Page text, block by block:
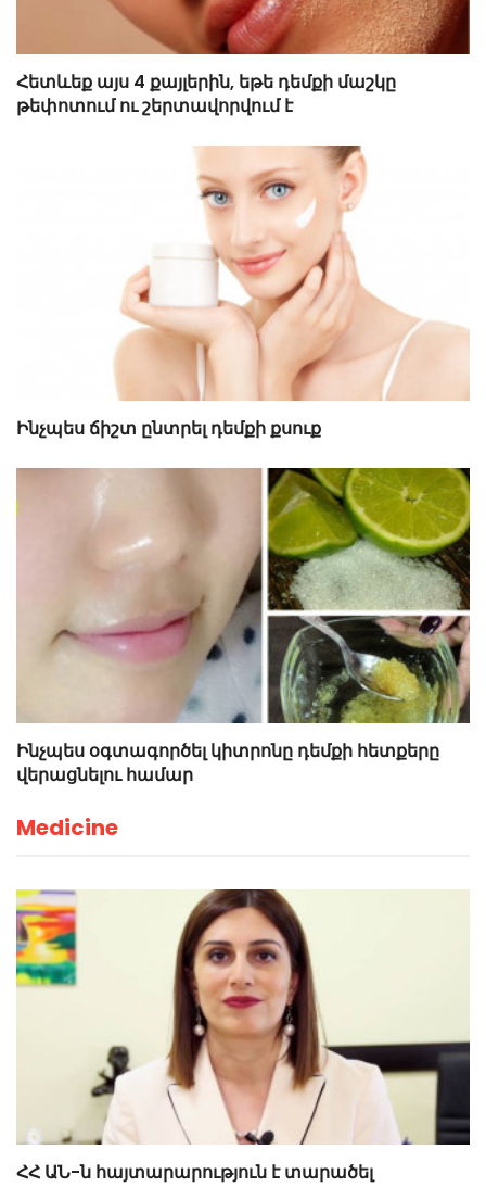
Հետևեք այս 4 քայլերին, եթե դեմքի մաշկը
թեփոտում ու շերտավորվում է
Ինչպես ճիշտ ընտրել դեմքի քսուք
Ինչպես օգտագործել կիտրոնը դեմքի հետքերը
վերացնելու համար
Medicine
ՀՀ ԱՆ-ն հայտարարություն է տարածել